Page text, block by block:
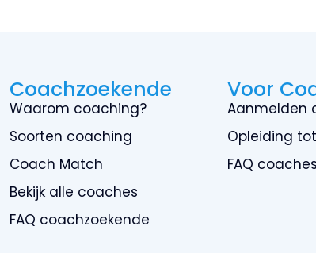
Coachzoekende
Waarom coaching?
Soorten coaching
Coach Match
Bekijk alle coaches
FAQ coachzoekende
Voor
Aanmelden
Opleiding
FAQ coaches